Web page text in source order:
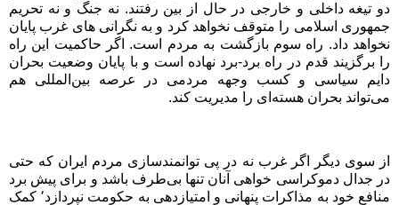
دو تیغه داخلی و خارجی در حال از بین رفتند. نه جنگ و نه تحریم
جمهوری اسلامی را متوقف نخواهد کرد و به نگرانی های غرب پایان
نخواهد داد. راه سوم بازگشت به مردم است. اگر حاکمیت این راه
را برگزیند قدم در راه برد-برد نهاده است و با پایان وضعیت بحران
دایم سیاسی و کسب وجهه مردمی در عرصه بین‌المللی هم
می‌تواند بحران هسته‌ای را مدیریت کند.
از سوی دیگر اگر غرب نه در پی توانمندسازی مردم ایران که حتی
در جدال دموکراسی خواهی آنان تنها بی‌طرف باشد و برای پیش برد
منافع خود به مذاکرات پنهانی و امتیازدهی به حکومت نپردازد٬ کمک